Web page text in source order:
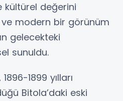
kültürel değerini
modern bir görünüm
gelecekteki
sunuldu.
1899 yılları
Bitola’daki eski